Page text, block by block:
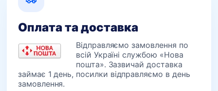
Оплата та доставка
Відправляємо замовлення по
всій Україні службою «Нова
пошта». Зазвичай доставка
займає 1 день, посилки відправляємо в день
замовлення.